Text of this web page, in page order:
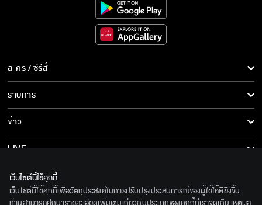
เส้นความรักเด่นมาก จะมีคนมารักมากกว่า 1
คน
ละคร / ซีรีส์
ละคร/ซีรีส์
ซีรีส์นานาชาติ
การ์ตูน & เกม
รายการ
รายการทั้งหมด
ข่าว
ข่าวทั้งหมด
ข่าวประชาสัมพันธ์
LIVE
เกี่ยวกับเรา
BEC World
ติดตามเราได้ที่
เว็บไซต์นี้ใช้คุกกี้
เว็บไซต์นี้ใช้คุกกี้เพื่อวัตถุประสงค์ในการปรับปรุงประสบการณ์ของผู้ใช้ให้ดียิ่งขึ้น